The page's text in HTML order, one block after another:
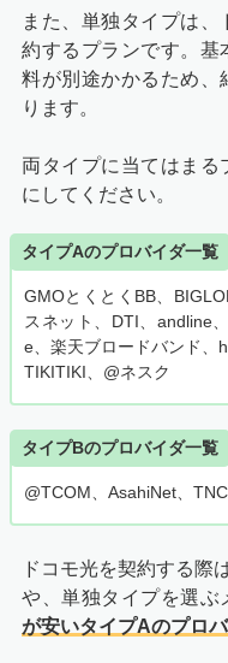
また、単独タイプは
約するプランです。基
料が別途かかるため、
ります。
両タイプに当てはまる
にしてください。
タイプAのプロバイダ一覧
GMOとくとくBB、
スネット、DTI、andline
e、楽天ブロードバンド、
TIKITIKI、@ネスク
タイプBのプロバイダ一覧
@TCOM、AsahiNet、
ドコモ光を契約する際
や、単独タイプを選ぶ
が安いタイプAのプロ